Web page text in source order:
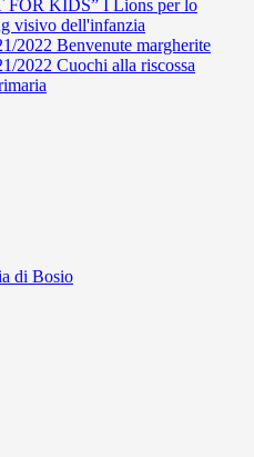
FOR KIDS” I Lions per lo
visivo dell'infanzia
2022 Benvenute margherite
2022 Cuochi alla riscossa
di Bosio